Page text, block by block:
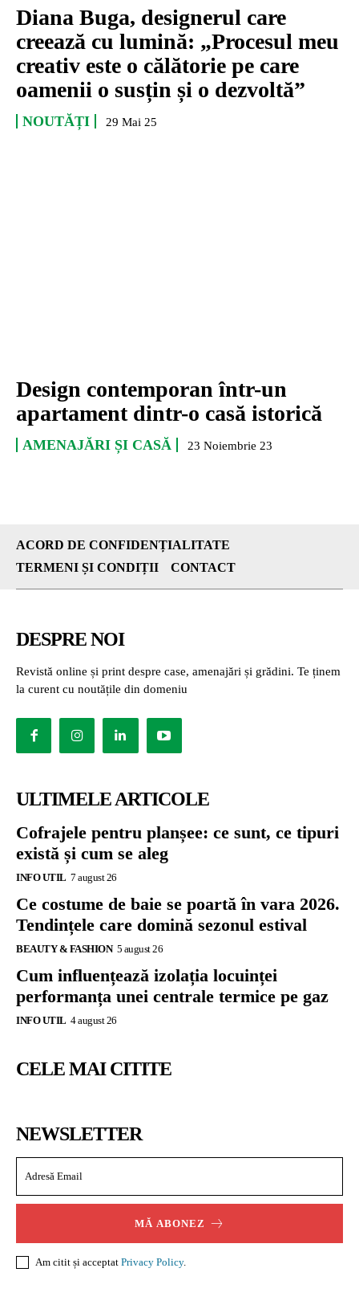
Diana Buga, designerul care
creează cu lumină: „Procesul meu
creativ este o călătorie pe care
oamenii o susțin și o dezvoltă”
NOUTĂȚI 29 Mai 25
Design contemporan într-un
apartament dintr-o casă istorică
AMENAJĂRI ȘI CASĂ 23 Noiembrie 23
ACORD DE CONFIDENȚIALITATE
TERMENI ȘI CONDIȚII
CONTACT
DESPRE NOI
Revistă online și print despre case, amenajări și grădini. Te ținem
la curent cu noutățile din domeniu
ULTIMELE ARTICOLE
Cofrajele pentru planșee: ce sunt, ce tipuri
există și cum se aleg
INFO UTIL 7 august 26
Ce costume de baie se poartă în vara 2026.
Tendințele care domină sezonul estival
BEAUTY & FASHION 5 august 26
Cum influențează izolația locuinței
performanța unei centrale termice pe gaz
INFO UTIL 4 august 26
CELE MAI CITITE
NEWSLETTER
MĂ ABONEZ
Am citit și acceptat Privacy Policy.